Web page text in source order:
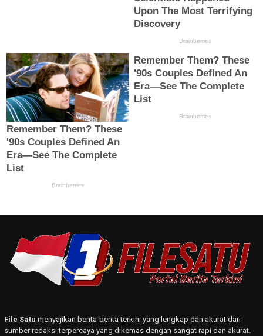
File Satu menyajikan berita-berita terkini yang lengkap dan akurat dari
sumber redaksi terpercaya yang dikemas dengan sangat rapi dan akurat.